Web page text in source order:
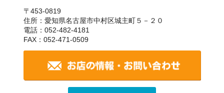
〒453-0819
住所：愛知県名古屋市中村区城主町５－２０
電話：052-482-4181
FAX：052-471-0509